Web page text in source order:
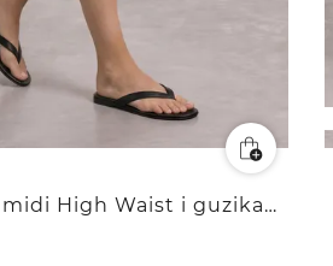
Spódnica midi High Waist i guzikami